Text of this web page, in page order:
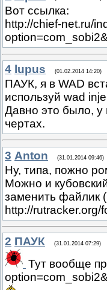
Вот ссылка:
http://chief-net.ru/
4 lupus (01.02.2014 14:20)
ПАУК, я в WAD
используй wad
Давно это было, у
чертах.
3 Anton (31.01.2014 09:46)
Ну, типа, пожно
Можно и
заменить файлик
http://
2 ПАУК (31.01.2014 07:29)
Тут вообще